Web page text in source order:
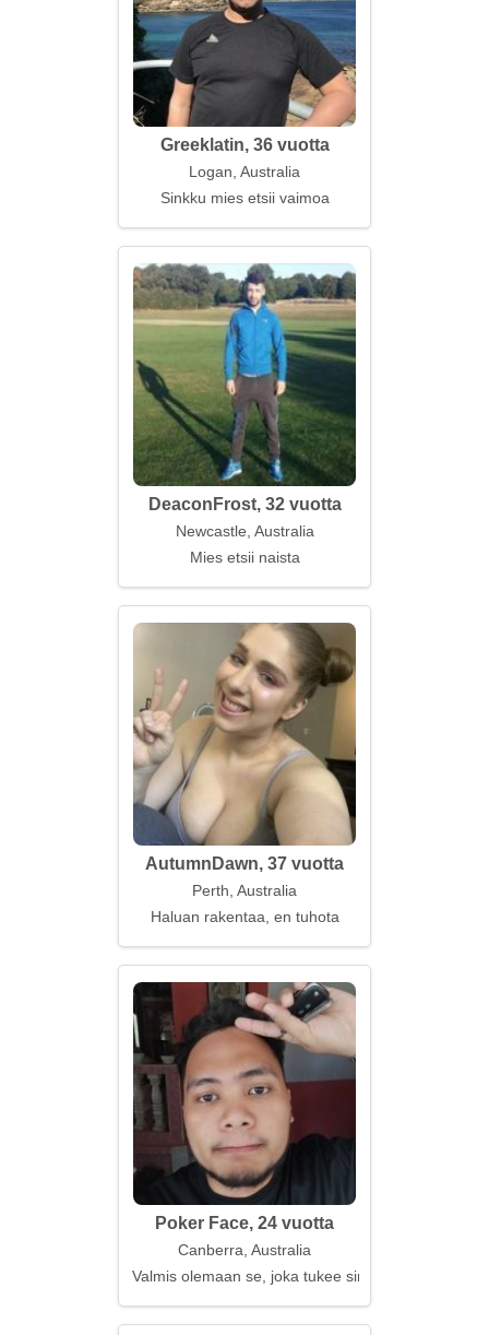
Greeklatin, 36 vuotta
Logan, Australia
Sinkku mies etsii vaimoa
DeaconFrost, 32 vuotta
Newcastle, Australia
Mies etsii naista
AutumnDawn, 37 vuotta
Perth, Australia
Haluan rakentaa, en tuhota
Poker Face, 24 vuotta
Canberra, Australia
Valmis olemaan se, joka tukee sinua